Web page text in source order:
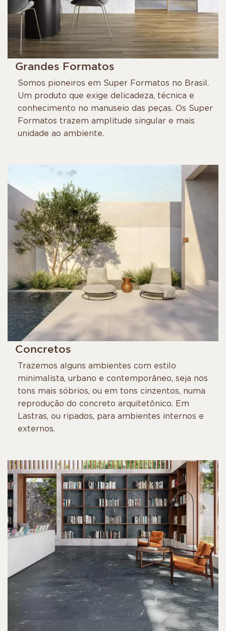
Grandes Formatos
Somos pioneiros em Super Formatos no Brasil.
Um produto que exige delicadeza, técnica e
conhecimento no manuseio das peças. Os Super
Formatos trazem amplitude singular e mais
unidade ao ambiente.
Concretos
Trazemos alguns ambientes com estilo
minimalista, urbano e contemporâneo, seja nos
tons mais sóbrios, ou em tons cinzentos, numa
reprodução do concreto arquitetônico. Em
Lastras, ou ripados, para ambientes internos e
externos.